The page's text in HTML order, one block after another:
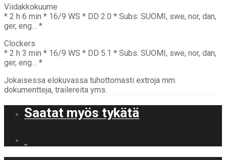
Viidakkokuume
* 2 h 6 min * 16/9 WS * DD 2.0 * Subs: SUOMI, swe, nor, dan,
ger, eng… *
Clockers
* 2 h 3 min * 16/9 WS * DD 5.1 * Subs: SUOMI, swe, nor, dan,
ger, eng… *
Jokaisessa elokuvassa tuhottomasti extroja mm.
dokumentteja, trailereita yms.
Saatat myös tykätä